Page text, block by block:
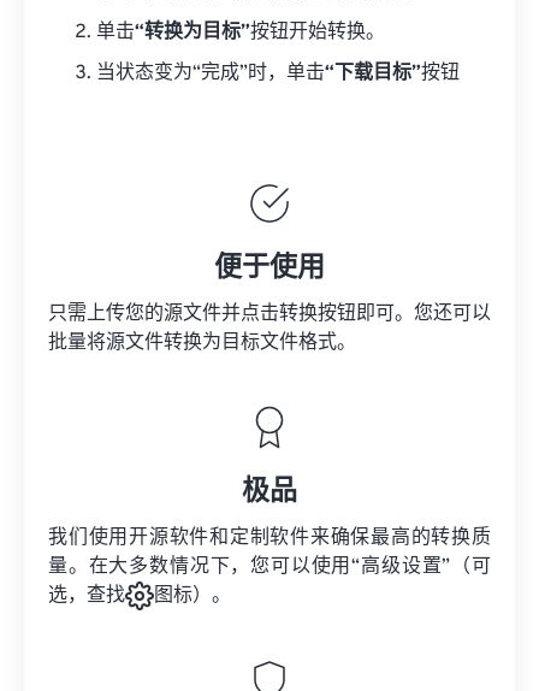
单击“转换为目标”按钮开始转换。
当状态变为“完成”时，单击“下载目标”按钮
便于使用
只需上传您的源文件并点击转换按钮即可。您还可以
批量将源文件转换为目标文件格式。
极品
我们使用开源软件和定制软件来确保最高的转换质
量。在大多数情况下，您可以使用“高级设置”（可
选，查找
图标）。